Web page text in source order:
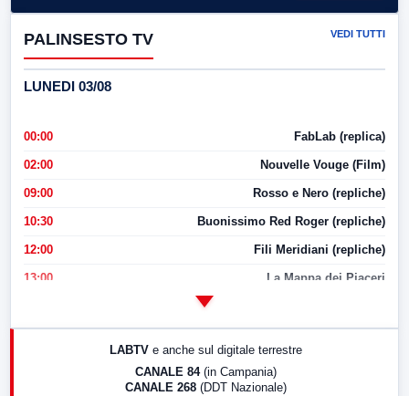
PALINSESTO TV VEDI TUTTI
LUNEDI 03/08
00:00 FabLab (replica)
02:00 Nouvelle Vouge (Film)
09:00 Rosso e Nero (repliche)
10:30 Buonissimo Red Roger (repliche)
12:00 Fili Meridiani (repliche)
13:00 La Mappa dei Piaceri
LABTV e anche sul digitale terrestre
CANALE 84 (in Campania)
CANALE 268 (DDT Nazionale)